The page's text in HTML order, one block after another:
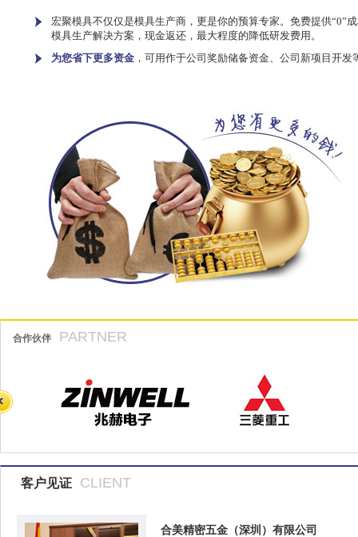
宏聚模具不仅仅是模具生产商，更是你的预算专家。免费提供“0”
模具生产解决方案，现金返还，最大程度的降低研发费用。
为您省下更多资金 ，可用作于公司奖励储备资金、公司新项目开发
合作伙伴 PARTNER
客户见证 CLIENT
合美精密五金（深圳）有限公司